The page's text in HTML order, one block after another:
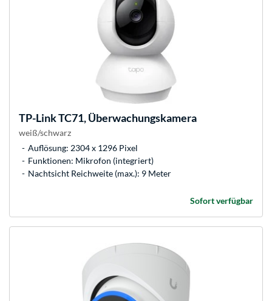
TP-LinkTC71, Überwachungskamera
weiß/schwarz
Auflösung: 2304 x 1296 Pixel
Funktionen: Mikrofon (integriert)
Nachtsicht Reichweite (max.): 9 Meter
Sofort verfügbar